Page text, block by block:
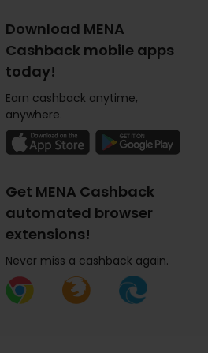
Download MENA
Cashback mobile apps
today!
Earn cashback anytime,
anywhere.
Get MENA Cashback
automated browser
extensions!
Never miss a cashback again.